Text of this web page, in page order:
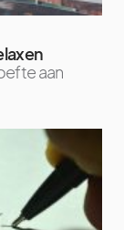
aan